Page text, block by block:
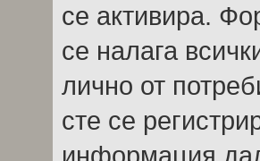
се активира.
се налага
лично от
сте се